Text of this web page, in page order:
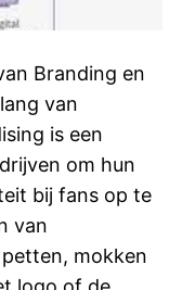
Branding en
van
is een
om hun
bij fans op te
van
mokken